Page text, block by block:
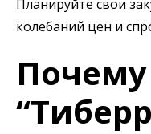
Планируйте свои
колебаний цен и